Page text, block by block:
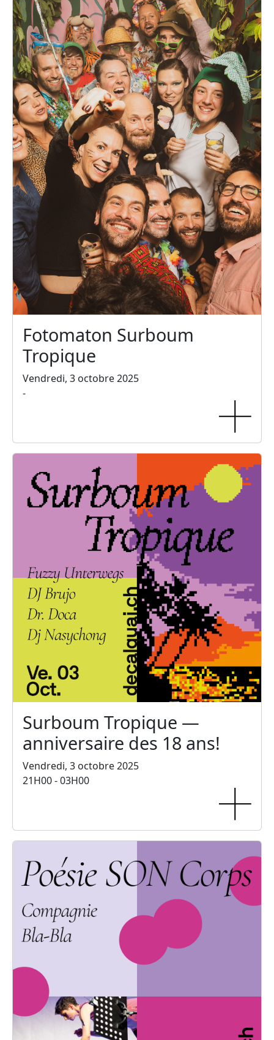
Fotomaton Surboum
Tropique
Vendredi, 3 octobre 2025
-
Surboum Tropique —
anniversaire des 18 ans!
Vendredi, 3 octobre 2025
21H00 - 03H00